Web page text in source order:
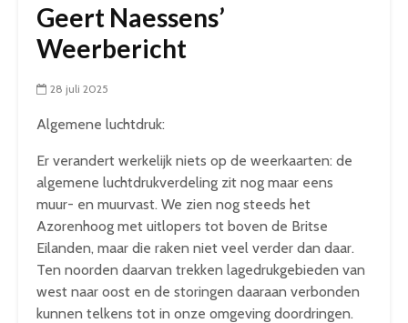
Geert Naessens’
Weerbericht
28 juli 2025
Algemene luchtdruk:
Er verandert werkelijk niets op de weerkaarten: de
algemene luchtdrukverdeling zit nog maar eens
muur- en muurvast. We zien nog steeds het
Azorenhoog met uitlopers tot boven de Britse
Eilanden, maar die raken niet veel verder dan daar.
Ten noorden daarvan trekken lagedrukgebieden van
west naar oost en de storingen daaraan verbonden
kunnen telkens tot in onze omgeving doordringen.